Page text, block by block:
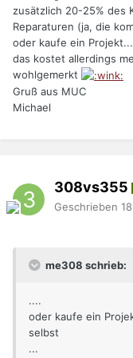
zusätzlich 20-25% des
Reparaturen (ja, die
oder kaufe ein
das kostet allerdings
wohlgemerkt
Gruß aus MUC
Michael
308vs355
Geschrieben
me308 schrieb:
....
oder kaufe ein
selbst
...